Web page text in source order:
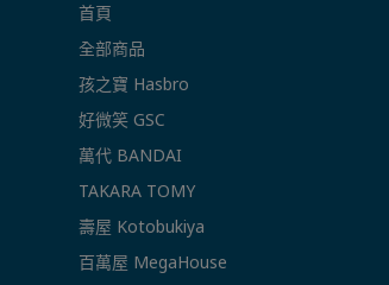
首頁
全部商品
孩之寶 Hasbro
好微笑 GSC
萬代 BANDAI
TAKARA TOMY
壽屋 Kotobukiya
百萬屋 MegaHouse